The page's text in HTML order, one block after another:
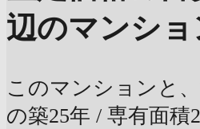
辺のマンシ
このマンションと
の築25年 / 専有面積